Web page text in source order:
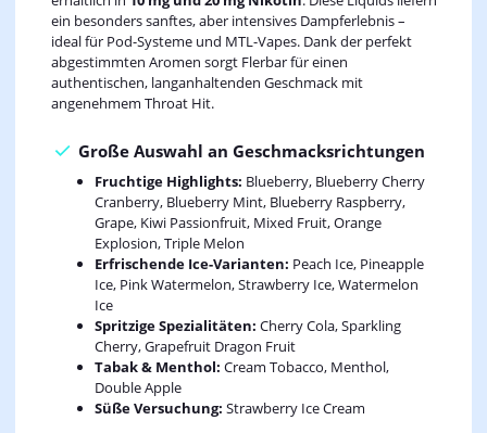
ein besonders sanftes, aber intensives Dampferlebnis –
ideal für Pod-Systeme und MTL-Vapes. Dank der perfekt
abgestimmten Aromen sorgt Flerbar für einen
authentischen, langanhaltenden Geschmack mit
angenehmem Throat Hit.
Große Auswahl an Geschmacksrichtungen
Fruchtige Highlights: Blueberry, Blueberry Cherry
Cranberry, Blueberry Mint, Blueberry Raspberry,
Grape, Kiwi Passionfruit, Mixed Fruit, Orange
Explosion, Triple Melon
Erfrischende Ice-Varianten: Peach Ice, Pineapple
Ice, Pink Watermelon, Strawberry Ice, Watermelon
Ice
Spritzige Spezialitäten: Cherry Cola, Sparkling
Cherry, Grapefruit Dragon Fruit
Tabak & Menthol: Cream Tobacco, Menthol,
Double Apple
Süße Versuchung: Strawberry Ice Cream